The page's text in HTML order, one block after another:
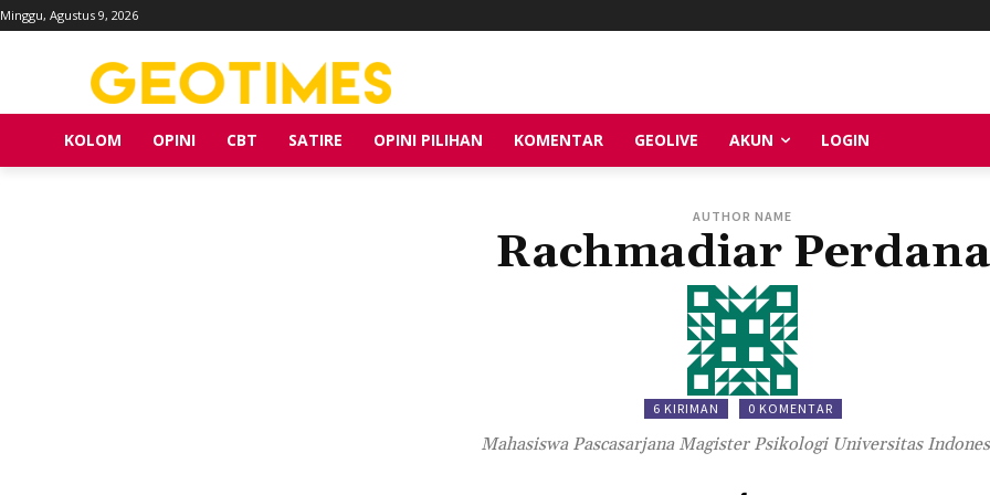
Minggu, Agustus 9, 2026
KOLOM OPINI CBT SATIRE OPINI PILIHAN KOMENTAR GEOLIVE AKUN LOGIN
AUTHOR NAME
Rachmadiar Perdana
6 KIRIMAN 0 KOMENTAR
Mahasiswa Pascasarjana Magister Psikologi Universitas